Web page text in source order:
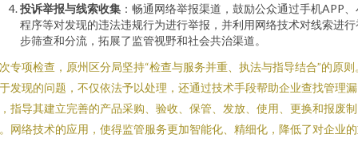
投诉举报与线索收集 ：畅通网络举报渠道，鼓励公众通过手机APP
程序等对发现的违法违规行为进行举报，并利用网络技术对线索进行
步筛查和分流，拓展了监管视野和社会共治渠道。
专项检查，原州区分局坚持“检查与服务并重、执法与指导结合”的原则
发现的问题，不仅依法予以处理，还通过技术手段帮助企业查找管理漏
指导其建立完善的产品采购、验收、保管、发放、使用、更换和报废制
网络技术的应用，使得监管服务更加智能化、精细化，降低了对企业